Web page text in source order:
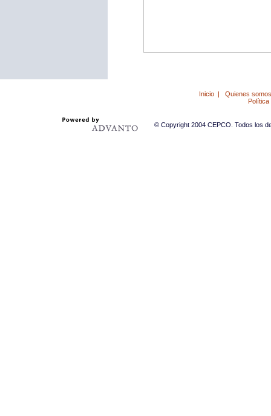
Inicio | Quienes somos
Política
© Copyright 2004 CEPCO. Todos los